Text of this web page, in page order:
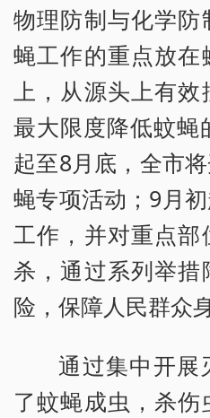
物理防制与化学
蝇工作的重点放在
上，从源头上有效
最大限度降低蚊蝇
起至8月底，全市
蝇专项活动；9月
工作，并对重点
杀，通过系列举
险，保障人民群众
通过集中开展
了蚊蝇成虫，杀